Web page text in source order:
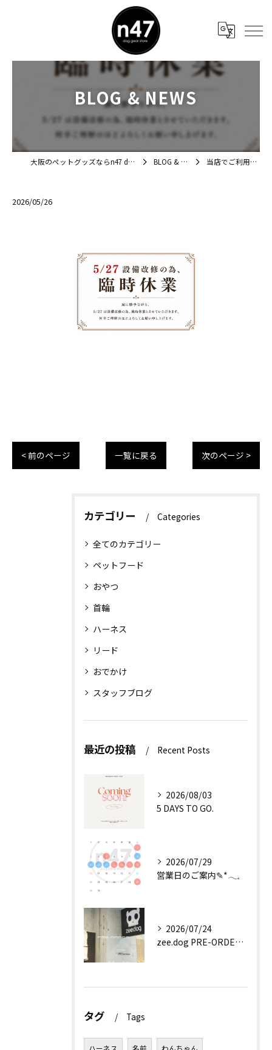
BLOG & NEWS
大阪のペットグッズならn47 dog gear store BLOG & NEWS 当店でご利用いただ…
2026/05/26
< 前のページ 一覧に戻る 次のページ >
カテゴリー Categories
全てのカテゴリー
ペットフード
おやつ
首輪
ハーネス
リード
おでかけ
スタッフブログ
最近の投稿 Recent Posts
2026/08/03
5 DAYS TO GO.
2026/07/29
営業日のご案内✎*𓂃𓈒
2026/07/24
zee.dog PRE-ORDER EVENT
タグ Tags